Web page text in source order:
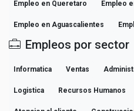
Empleo en Queretaro Empleo
Empleo en Aguascalientes
Empleos por sector
Informatica Ventas
Logistica Recursos Humanos